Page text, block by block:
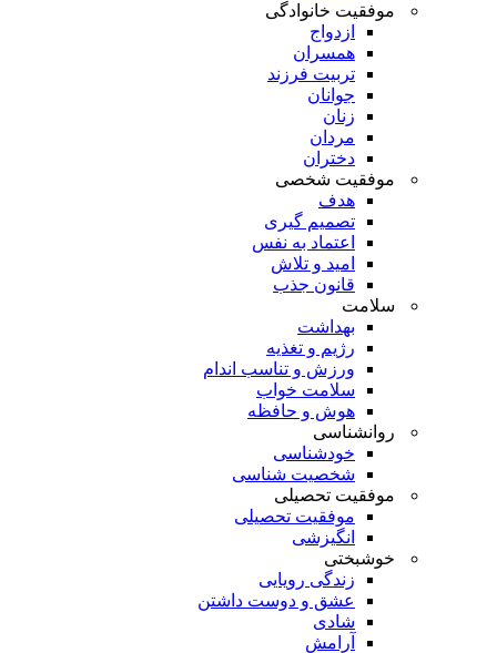
موفقیت خانوادگی
ازدواج
همسران
تربیت فرزند
جوانان
زنان
مردان
دختران
موفقیت شخصی
هدف
تصمیم گیری
اعتماد به نفس
امید و تلاش
قانون جذب
سلامت
بهداشت
رژیم و تغذیه
ورزش و تناسب اندام
سلامت خواب
هوش و حافظه
روانشناسی
خودشناسی
شخصیت شناسی
موفقیت تحصیلی
موفقیت تحصیلی
انگیزشی
خوشبختی
زندگی رویایی
عشق و دوست داشتن
شادی
آرامش